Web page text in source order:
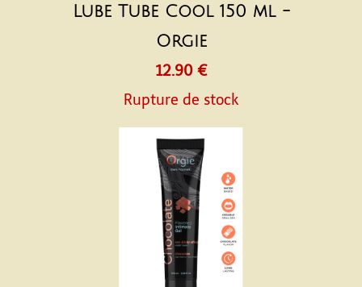
Lube Tube Cool 150 ml -
Orgie
12.90 €
Rupture de stock